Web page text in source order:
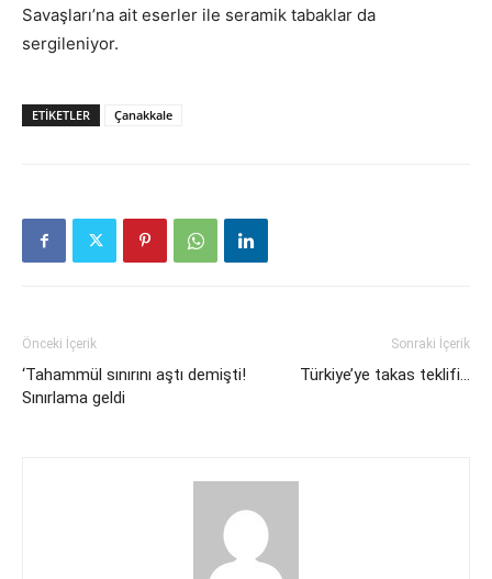
Savaşları’na ait eserler ile seramik tabaklar da
sergileniyor.
ETİKETLER Çanakkale
Önceki İçerik
‘Tahammül sınırını aştı demişti!
Sınırlama geldi
Sonraki İçerik
Türkiye’ye takas teklifi…